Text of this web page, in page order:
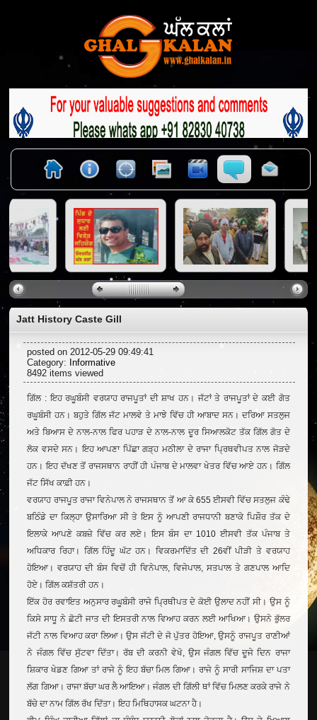
Jatt History Caste Gill
posted on 2012-05-29 09:49:41
Category: Informative
8492 items viewed
ਗਿੱਲ : ਇਹ ਰਘੂਬੰਸੀ ਵਰਯਾਹ ਰਾਜਪੂਤਾਂ ਦੀ ਸ਼ਾਖ ਹਨ। ਜੱਟਾਂ ਤੇ ਰਾਜਪੂਤਾਂ ਦੇ ਕਈ ਗੋਤ
ਰਘੂਬੰਸੀ ਹਨ। ਬਹੁਤੇ ਗਿੱਲ ਜੱਟ ਮਾਲਵੇ ਤੇ ਮਾਝੇ ਵਿੱਚ ਹੀ ਆਬਾਦ ਸਨ। ਦਰਿਆ ਸਤਲੁਜ
ਅਤੇ ਬਿਆਸ ਦੇ ਨਾਲ-ਨਾਲ ਫਿਰ ਪਹਾੜ ਦੇ ਨਾਲ-ਨਾਲ ਦੂਰ ਸਿਆਲਕੋਟ ਤੱਕ ਗਿੱਲ ਗੋਤ ਦੇ
ਲੋਕ ਵਸਦੇ ਸਨ। ਇਹ ਆਪਣਾ ਪਿੱਛਾ ਗੜ੍ਹ ਮਠੀਲਾ ਦੇ ਰਾਜਾ ਪ੍ਰਿਥਵੀਪਤ ਨਾਲ ਜੋੜਦੇ
ਹਨ। ਇਹ ਦੱਖਣ ਤੋਂ ਰਾਜਸਥਾਨ ਰਾਹੀਂ ਹੀ ਪੰਜਾਬ ਦੇ ਮਾਲਵਾ ਖੇਤਰ ਵਿੱਚ ਆਏ ਹਨ। ਗਿੱਲ
ਜੱਟ ਸਿੱਖ ਕਾਫ਼ੀ ਹਨ।
ਵਰਯਾਹ ਰਾਜਪੂਤ ਰਾਜਾ ਵਿਨੇਪਾਲ ਨੇ ਰਾਜਸਥਾਨ ਤੋਂ ਆ ਕੇ 655 ਈਸਵੀ ਵਿੱਚ ਸਤਲੁਜ ਕੰਢੇ
ਬਠਿੰਡੇ ਦਾ ਕਿਲ੍ਹਾ ਉਸਾਰਿਆ ਸੀ ਤੇ ਇਸ ਨੂੰ ਆਪਣੀ ਰਾਜਧਾਨੀ ਬਣਾਕੇ ਪਿਸ਼ੌਰ ਤੱਕ ਦੇ
ਇਲਾਕੇ ਆਪਣੇ ਕਬਜ਼ੇ ਵਿੱਚ ਕਰ ਲਏ। ਇਸ ਬੰਸ ਦਾ 1010 ਈਸਵੀ ਤੱਕ ਪੰਜਾਬ ਤੇ
ਅਧਿਕਾਰ ਰਿਹਾ। ਗਿੱਲ ਹਿੰਦੂ ਘੱਟ ਹਨ। ਵਿਕਰਮਾਦਿੱਤ ਦੀ 26ਵੀਂ ਪੀੜੀ ਤੇ ਵਰਯਾਹ
ਹੋਇਆ। ਵਰਯਾਹ ਦੀ ਬੰਸ ਵਿਚੋਂ ਹੀ ਵਿਨੇਪਾਲ, ਵਿਜੇਪਾਲ, ਸਤਪਾਲ ਤੇ ਗਣਪਾਲ ਆਦਿ
ਹੋਏ। ਗਿੱਲ ਕਸ਼ੱਤਰੀ ਹਨ।
ਇੱਕ ਹੋਰ ਰਵਾਇਤ ਅਨੁਸਾਰ ਰਘੂਬੰਸੀ ਰਾਜੇ ਪ੍ਰਿਥੀਪਤ ਦੇ ਕੋਈ ਉਲਾਦ ਨਹੀਂ ਸੀ। ਉਸ ਨੂੰ
ਕਿਸੇ ਸਾਧੂ ਨੇ ਛੋਟੀ ਜਾਤ ਦੀ ਇਸਤਰੀ ਨਾਲ ਵਿਆਹ ਕਰਨ ਲਈ ਆਖਿਆ। ਉਸਨੇ ਭੁੱਲਰ
ਜੱਟੀ ਨਾਲ ਵਿਆਹ ਕਰਾ ਲਿਆ। ਉਸ ਜੱਟੀ ਦੇ ਜੋ ਪੁੱਤਰ ਹੋਇਆ, ਉਸਨੂੰ ਰਾਜਪੂਤ ਰਾਣੀਆਂ
ਨੇ ਜੰਗਲ ਵਿੱਚ ਸੁੱਟਵਾ ਦਿੱਤਾ। ਰੱਬ ਦੀ ਕਰਨੀ ਵੇਖੋ, ਉਸ ਜੰਗਲ ਵਿੱਚ ਦੂਜੇ ਦਿਨ ਰਾਜਾ
ਸ਼ਿਕਾਰ ਖੇਡਣ ਗਿਆ ਤਾਂ ਰਾਜੇ ਨੂੰ ਇਹ ਬੱਚਾ ਮਿਲ ਗਿਆ। ਰਾਜੇ ਨੂੰ ਸਾਰੀ ਸਾਜਿਸ਼ ਦਾ ਪਤਾ
ਲੱਗ ਗਿਆ। ਰਾਜਾ ਬੱਚਾ ਘਰ ਲੈ ਆਇਆ। ਜੰਗਲ ਦੀ ਗਿੱਲੀ ਥਾਂ ਵਿੱਚ ਮਿਲਣ ਕਰਕੇ ਰਾਜੇ ਨੇ
ਬੱਚੇ ਦਾ ਨਾਮ ਗਿੱਲ ਰੱਖ ਦਿੱਤਾ। ਇਹ ਮਿਥਿਹਾਸਕ ਘਟਨਾ ਹੈ।